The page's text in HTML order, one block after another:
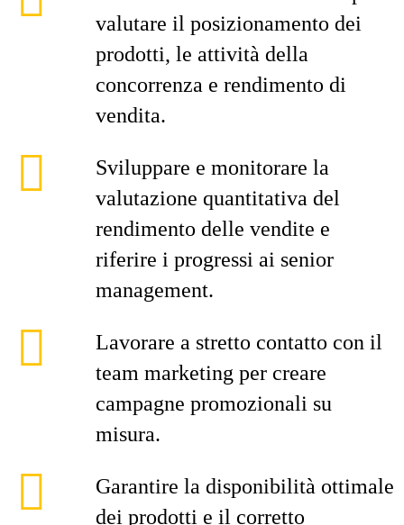
valutare il posizionamento dei
prodotti, le attività della
concorrenza e rendimento di
vendita.
Sviluppare e monitorare la
valutazione quantitativa del
rendimento delle vendite e
riferire i progressi ai senior
management.
Lavorare a stretto contatto con il
team marketing per creare
campagne promozionali su
misura.
Garantire la disponibilità ottimale
dei prodotti e il corretto